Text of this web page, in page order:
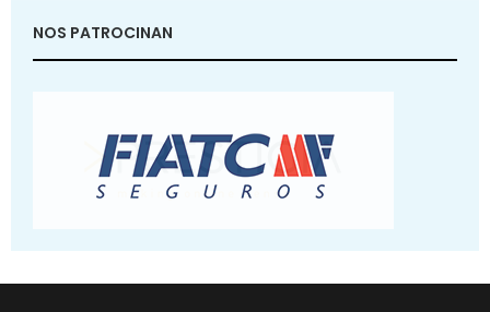
NOS PATROCINAN